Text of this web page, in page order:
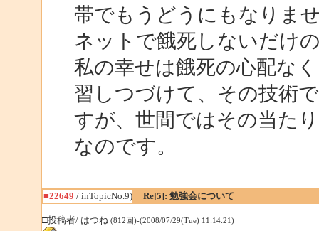
帯でもうどうにもなりま
ネットで餓死しないだけ
私の幸せは餓死の心配な
習しつづけて、その技術
すが、世間ではその当た
なのです。
■22649 / inTopicNo.9) Re[5]: 勉強会について
□投稿者/ はつね (812回)-(2008/07/29(Tue) 11:14:21)